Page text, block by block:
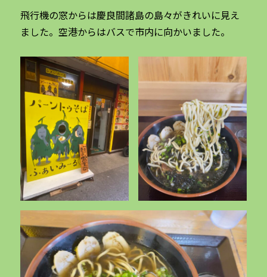
飛行機の窓からは慶良間諸島の島々がきれいに見え
ました。空港からはバスで市内に向かいました。